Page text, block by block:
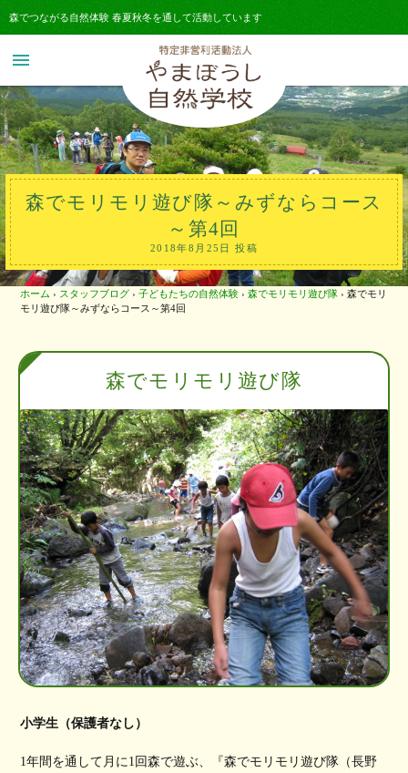
森でつながる自然体験 春夏秋冬を通して活動しています
menu
森でモリモリ遊び隊～みずならコース
～第4回
2018年8月25日 投稿
ホーム › スタッフブログ › 子どもたちの自然体験 › 森でモリモリ遊び隊 › 森でモリ
モリ遊び隊～みずならコース～第4回
森でモリモリ遊び隊
小学生（保護者なし）
1年間を通して月に1回森で遊ぶ、『森でモリモリ遊び隊（長野